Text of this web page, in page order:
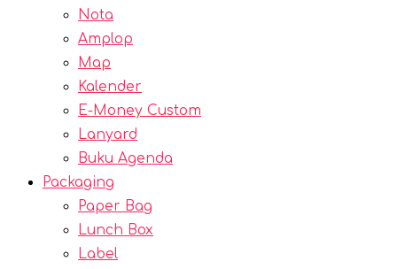
Nota
Amplop
Map
Kalender
E-Money Custom
Lanyard
Buku Agenda
Packaging
Paper Bag
Lunch Box
Label